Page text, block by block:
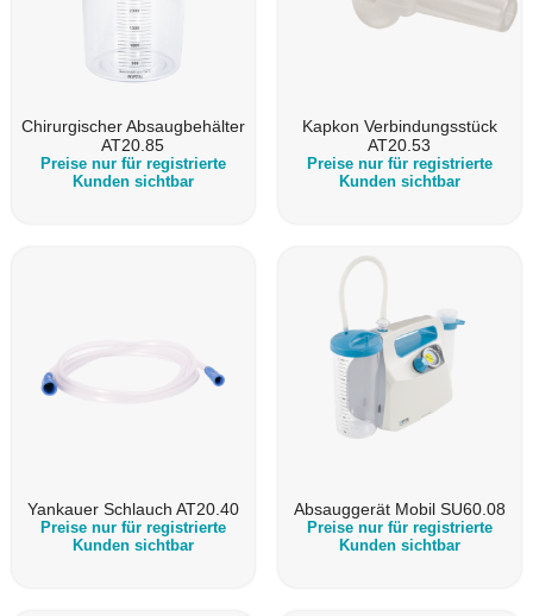
Chirurgischer Absaugbehälter
AT20.85
Preise nur für registrierte
Kunden sichtbar
Kapkon Verbindungsstück
AT20.53
Preise nur für registrierte
Kunden sichtbar
Yankauer Schlauch AT20.40
Preise nur für registrierte
Kunden sichtbar
Absauggerät Mobil SU60.08
Preise nur für registrierte
Kunden sichtbar